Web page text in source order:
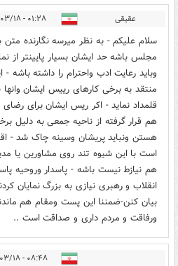
عقیقی ۰۱:۲۸ - ۱۴۰۵/۰۳/۱۸
سلام علیکم - به نظر میرسه نگارنده متن
مجلس باشه حد ایشان بسیار پایینتر از
وباید رعایت ادب واحترام را داشته باشه -
منتقد به برخی کارهای رییس ایشان
قلمداد نماید - اکر ریس ایشان برای
هم قرار گرفته از ناحیه جمعی به دلیل
هستن ونباید پریشان وسینه چاک شد -
است با این شیوه تند روی مشاورین یا
هم نیازط نیست باشه - پاسدار وروحیه
انقلاب و رهبری نیازی به بزرگ نمایان
بیان کنن-ضمننا این پست ومقام هم
ورفاقت و مردم داری و صداقت است ..
۰۸:۴۸ - ۱۴۰۵/۰۳/۱۸